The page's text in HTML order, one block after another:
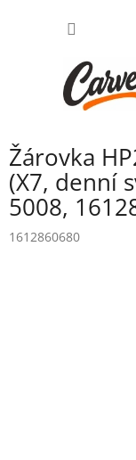
Žárovka
(X7, denní
5008,
1612860680